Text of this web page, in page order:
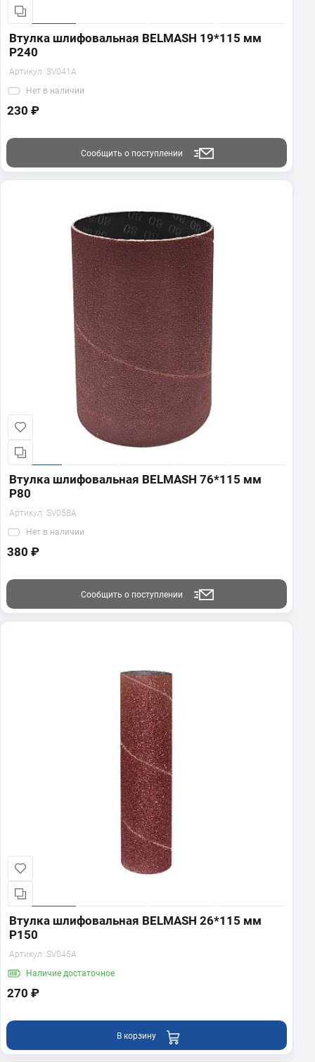
Втулка шлифовальная BELMASH 19*115 мм
P240
Артикул: SV041A
Нет в наличии
230 ₽
Сообщить о поступлении
Втулка шлифовальная BELMASH 76*115 мм
P80
Артикул: SV058A
Нет в наличии
380 ₽
Сообщить о поступлении
Втулка шлифовальная BELMASH 26*115 мм
P150
Артикул: SV045A
Наличие достаточное
270 ₽
В корзину